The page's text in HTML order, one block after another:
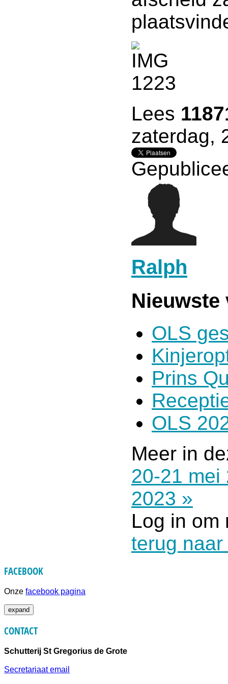
Lees
zaterdag,
Ralph
Nieuwste
OLS
Prins
OLS
Meer in
20-21
2023 »
Log in om
terug
FACEBOOK
Onze facebook pagina
expand
CONTACT
Schutterij St Gregorius de Grote
Secretariaat email